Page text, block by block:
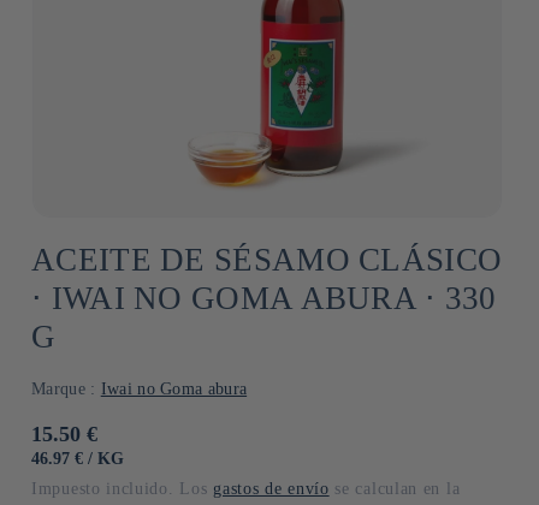
ACEITE DE SÉSAMO CLÁSICO
⋅ IWAI NO GOMA ABURA ⋅ 330
G
Marque : Iwai no Goma abura
Precio
habitual
15.50 €
PRECIO
46.97 € / POR
KG
Impuesto incluido. Los gastos de envío se calculan en la